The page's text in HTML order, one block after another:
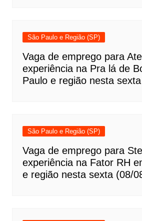
São Paulo e Região (SP)
Vaga de emprego para
experiência na Pra lá de
Paulo e região nesta
São Paulo e Região (SP)
Vaga de emprego para
experiência na Fator RH
e região nesta sexta (08/